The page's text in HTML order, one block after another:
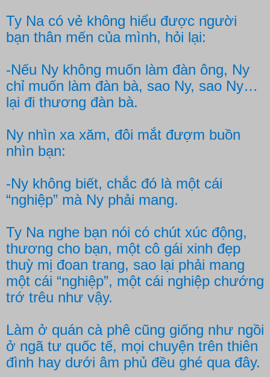
Ty Na có vẻ không hiểu được người
bạn thân mến của mình, hỏi lại:
-Nếu Ny không muốn làm đàn ông, Ny
chỉ muốn làm đàn bà, sao Ny, sao Ny…
lại đi thương đàn bà.
Ny nhìn xa xăm, đôi mắt đượm buồn
nhìn bạn:
-Ny không biết, chắc đó là một cái
“nghiệp” mà Ny phải mang.
Ty Na nghe bạn nói có chút xúc động,
thương cho bạn, một cô gái xinh đẹp
thuỳ mị đoan trang, sao lại phải mang
một cái “nghiệp”, một cái nghiệp chướng
trớ trêu như vậy.
Làm ở quán cà phê cũng giống như ngồi
ở ngã tư quốc tế, mọi chuyện trên thiên
đình hay dưới âm phủ đều ghé qua đây.